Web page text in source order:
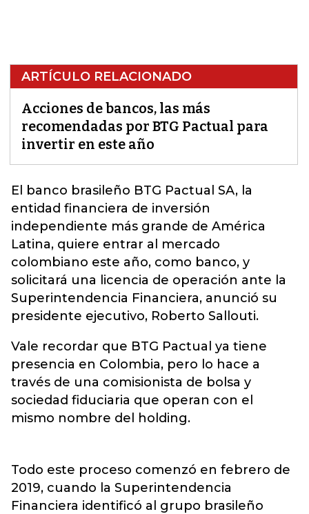
ARTÍCULO RELACIONADO
Acciones de bancos, las más
recomendadas por BTG Pactual para
invertir en este año
El banco brasileño BTG Pactual SA, la
entidad financiera de inversión
independiente más grande de América
Latina, quiere entrar al mercado
colombiano este año, como banco, y
solicitará una licencia de operación ante la
Superintendencia Financiera, anunció su
presidente ejecutivo, Roberto Sallouti.
Vale recordar que BTG Pactual ya tiene
presencia en Colombia, pero lo hace a
través de una comisionista de bolsa y
sociedad fiduciaria que operan con el
mismo nombre del holding.
Todo este proceso comenzó en febrero de
2019, cuando la Superintendencia
Financiera identificó al grupo brasileño